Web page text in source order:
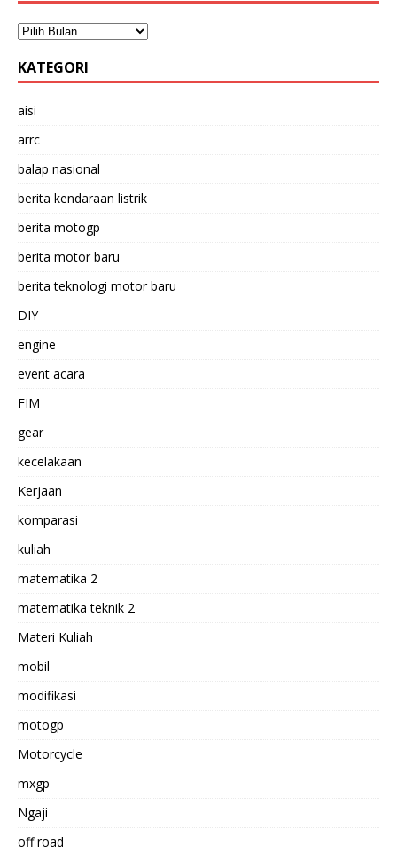
KATEGORI
aisi
arrc
balap nasional
berita kendaraan listrik
berita motogp
berita motor baru
berita teknologi motor baru
DIY
engine
event acara
FIM
gear
kecelakaan
Kerjaan
komparasi
kuliah
matematika 2
matematika teknik 2
Materi Kuliah
mobil
modifikasi
motogp
Motorcycle
mxgp
Ngaji
off road